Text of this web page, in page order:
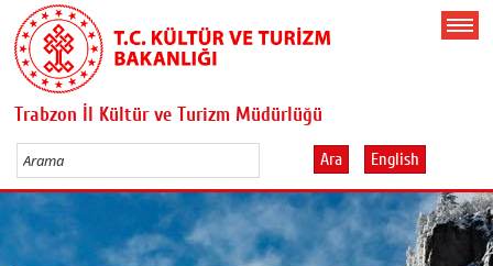
Trabzon İl Kültür ve Turizm Müdürlüğü
Ara English